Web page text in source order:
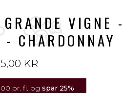
VIGNE -
- CHARDONNAY
KR
pr. fl. og spar 25%